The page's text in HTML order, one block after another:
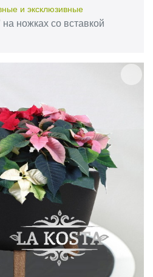
и эксклюзивные
ножках со вставкой